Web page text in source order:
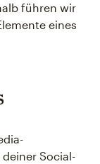
führen wir
eines
Social-